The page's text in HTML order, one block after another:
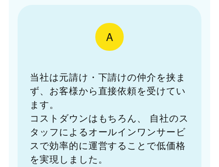
A
当社は元請け・下請けの仲介を挟ま
ず、お客様から直接依頼を受けてい
ます。
コストダウンはもちろん、
自社のス
タッフによるオールインワンサービ
スで効率的に運営することで低価格
を実現しました。